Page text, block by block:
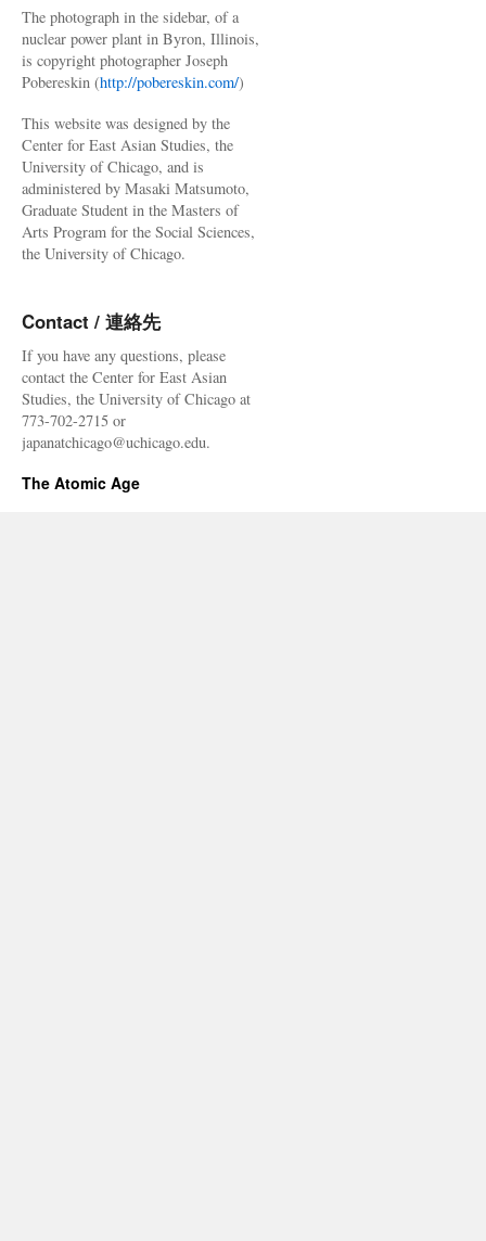
The photograph in the sidebar, of a
nuclear power plant in Byron, Illinois,
is copyright photographer Joseph
Pobereskin (http://pobereskin.com/)
This website was designed by the
Center for East Asian Studies, the
University of Chicago, and is
administered by Masaki Matsumoto,
Graduate Student in the Masters of
Arts Program for the Social Sciences,
the University of Chicago.
Contact / 連絡先
If you have any questions, please
contact the Center for East Asian
Studies, the University of Chicago at
773-702-2715 or
japanatchicago@uchicago.edu.
The Atomic Age